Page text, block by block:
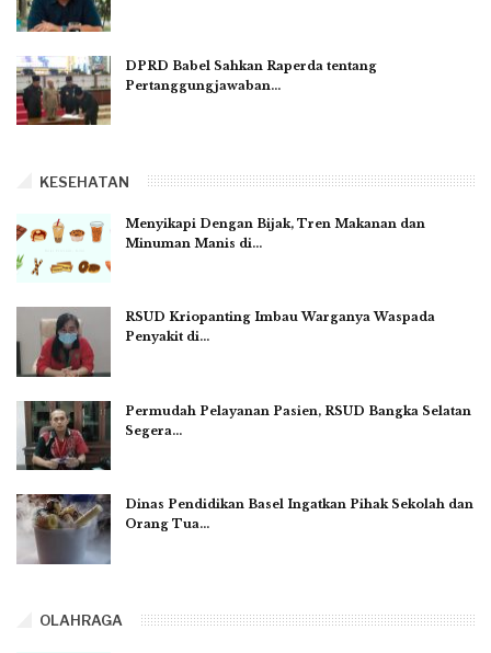
DPRD Babel Sahkan Raperda tentang
Pertanggungjawaban…
KESEHATAN
Menyikapi Dengan Bijak, Tren Makanan dan
Minuman Manis di…
RSUD Kriopanting Imbau Warganya Waspada
Penyakit di…
Permudah Pelayanan Pasien, RSUD Bangka Selatan
Segera…
Dinas Pendidikan Basel Ingatkan Pihak Sekolah dan
Orang Tua…
OLAHRAGA